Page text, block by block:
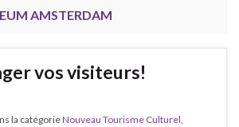
AMSTERDAM
vos visiteurs!
la catégorieNouveau Tourisme Culturel,